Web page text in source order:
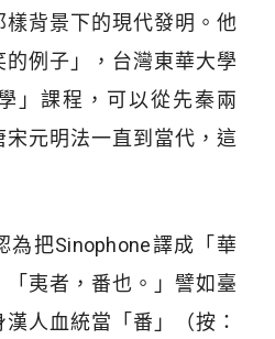
背景下的現代發明。他
例子」，台灣東華大學
」課程，可以從先秦兩
元明法一直到當代，這
為把Sinophone譯成「華
夷者，番也。」譬如臺
人血統當「番」（按：